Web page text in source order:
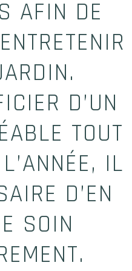
AFIN DE
D’UN
TOUT
IL
D’EN
SOIN